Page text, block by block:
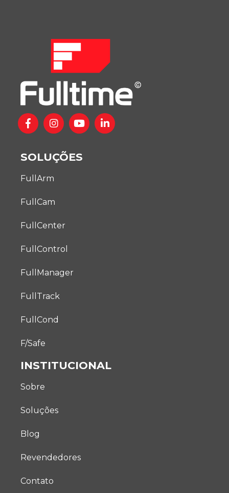
SOLUÇÕES
FullArm
FullCam
FullCenter
FullControl
FullManager
FullTrack
FullCond
F/Safe
INSTITUCIONAL
Sobre
Soluções
Blog
Revendedores
Contato